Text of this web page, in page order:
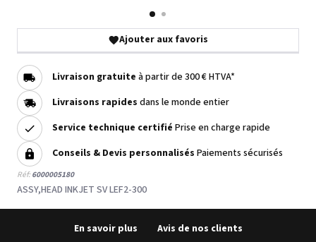
Ajouter aux favoris
Livraison gratuite à partir de 300 € HTVA*
Livraisons rapides dans le monde entier
Service technique certifié Prise en charge rapide
Conseils & Devis personnalisés Paiements sécurisés
Réf:6000005180
ASSY,HEAD INKJET SV LEF2-300
En savoir plus Avis de nos clients